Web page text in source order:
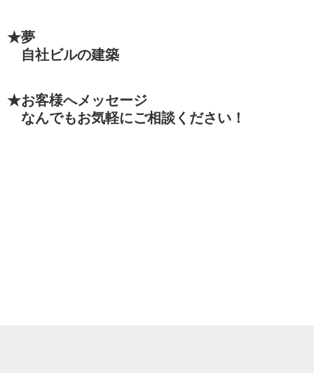
★夢
自社ビルの建築
★お客様へメッセージ
なんでもお気軽にご相談ください！